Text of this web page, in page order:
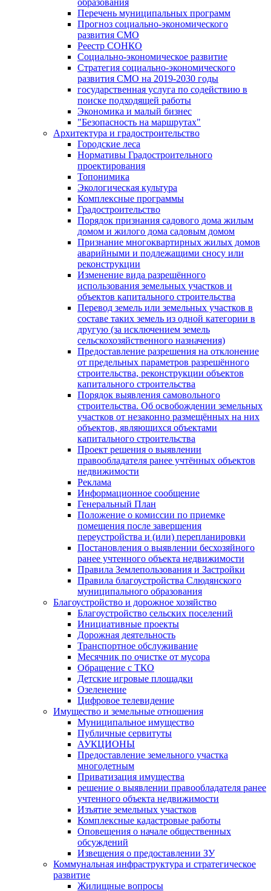
образования
Перечень муниципальных программ
Прогноз социально-экономического
развития СМО
Реестр СОНКО
Социально-экономическое развитие
Стратегия социально-экономического
развития СМО на 2019-2030 годы
государственная услуга по содействию в
поиске подходящей работы
Экономика и малый бизнес
"Безопасность на маршрутах"
Архитектура и градостроительство
Городские леса
Нормативы Градостроительного
проектирования
Топонимика
Экологическая культура
Комплексные программы
Градостроительство
Порядок признания садового дома жилым
домом и жилого дома садовым домом
Признание многоквартирных жилых домов
аварийными и подлежащими сносу или
реконструкции
Изменение вида разрешённого
использования земельных участков и
объектов капитального строительства
Перевод земель или земельных участков в
составе таких земель из одной категории в
другую (за исключением земель
сельскохозяйственного назначения)
Предоставление разрешения на отклонение
от предельных параметров разрешённого
строительства, реконструкции объектов
капитального строительства
Порядок выявления самовольного
строительства. Об освобождении земельных
участков от незаконно размещённых на них
объектов, являющихся объектами
капитального строительства
Проект решения о выявлении
правообладателя ранее учтённых объектов
недвижимости
Реклама
Информационное сообщение
Генеральный План
Положение о комиссии по приемке
помещения после завершения
переустройства и (или) перепланировки
Постановления о выявлении бесхозяйного
ранее учтенного объекта недвижимости
Правила Землепользования и Застройки
Правила благоустройства Слюдянского
муниципального образования
Благоустройство и дорожное хозяйство
Благоустройство сельских поселений
Инициативные проекты
Дорожная деятельность
Транспортное обслуживание
Месячник по очистке от мусора
Обращение с ТКО
Детские игровые площадки
Озеленение
Цифровое телевидение
Имущество и земельные отношения
Муниципальное имущество
Публичные сервитуты
АУКЦИОНЫ
Предоставление земельного участка
многодетным
Приватизация имущества
решение о выявлении правообладателя ранее
учтенного объекта недвижимости
Изъятие земельных участков
Комплексные кадастровые работы
Оповещения о начале общественных
обсуждений
Извещения о предоставлении ЗУ
Коммунальная инфраструктура и стратегическое
развитие
Жилищные вопросы